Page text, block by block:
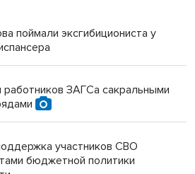
поймали эксгибициониста у
ЗАГСа сакральными
участников СВО
бюджетной политики